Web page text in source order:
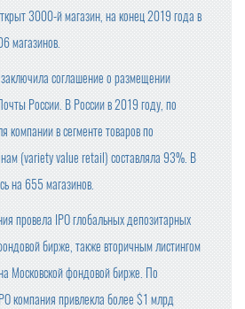
3000-й магазин, на конец 2019 года в
магазинов.
соглашение о размещении
России. В России в 2019 году, по
в сегменте товаров по
(variety value retail) составляла 93%. В
на 655 магазинов.
провела IPO глобальных депозитарных
бирже, также вторичным листингом
Московской фондовой бирже. По
компания привлекла более $1 млрд